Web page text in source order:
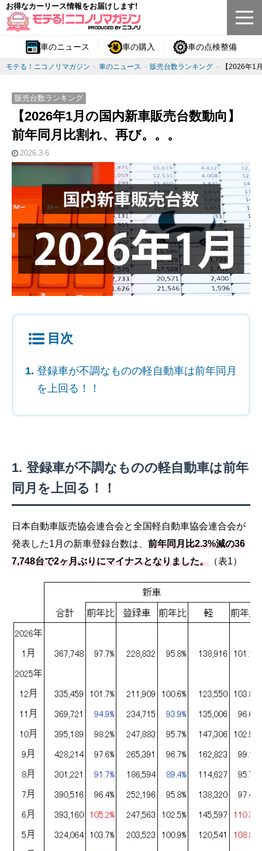
お得なカーリース情報をお届けします!
車のニュース 車の購入 車の点検整備
モテる！ニコノリマガジン 車のニュース 販売台数ランキング 【2026年1
販売台数ランキング
【2026年1月の国内新車販売台数動向】
前年同月比割れ、再び。。。
2026.3.6
目次
登録車が不調なものの軽自動車は前年同月
を上回る！！
登録車が不調なものの軽自動車は前年
同月を上回る！！
日本自動車販売協会連合会と全国軽自動車協会連合会が
発表した1月の新車登録台数は、 前年同月比2.3%減の36
7,748台で2ヶ月ぶりにマイナスとなりました。 （表1）